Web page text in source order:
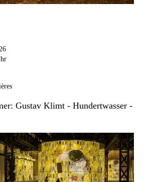
Gustav Klimt - Hundertwasser -
Vincent Pinson